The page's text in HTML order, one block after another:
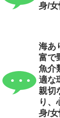
身/女
海あ
富で
魚介
適な
親切
り、
身/女